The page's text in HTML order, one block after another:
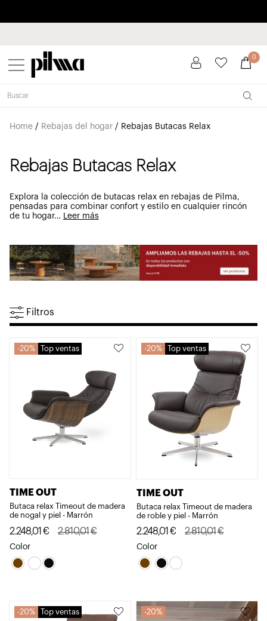
pilma 0
Home/ Rebajas del hogar/ Rebajas Butacas Relax
Rebajas Butacas Relax
Explora la colección de butacas relax en rebajas de Pilma,
pensadas para combinar confort y estilo en cualquier rincón
de tu hogar… Leer más
Filtros
20% Top ventas
TIME OUT
Butaca relax Timeout de madera
de nogal y piel - Marrón
2.810,01€
El
precio
original
2.248,01 €
El
precio
actual
Color
20% Top ventas
TIME OUT
Butaca relax Timeout de madera
de roble y piel - Marrón
2.810,01€
El
precio
original
2.248,01 €
El
precio
actual
Color
20% Top ventas 20%